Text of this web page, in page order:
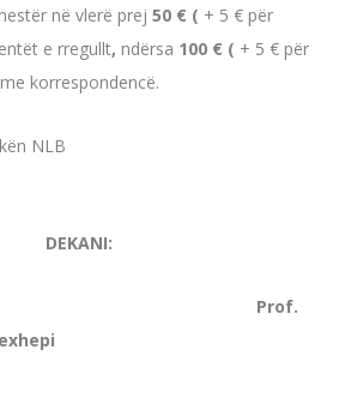
në vlerë prej50 € ( + 5 € për
e rregullt, ndërsa 100 € ( + 5 € për
korrespondencë.
NLB